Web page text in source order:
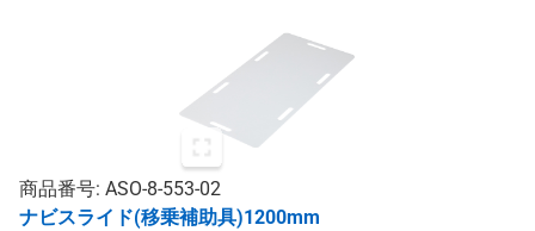
商品番号: ASO-8-553-02
ナビスライド(移乗補助具)1200mm